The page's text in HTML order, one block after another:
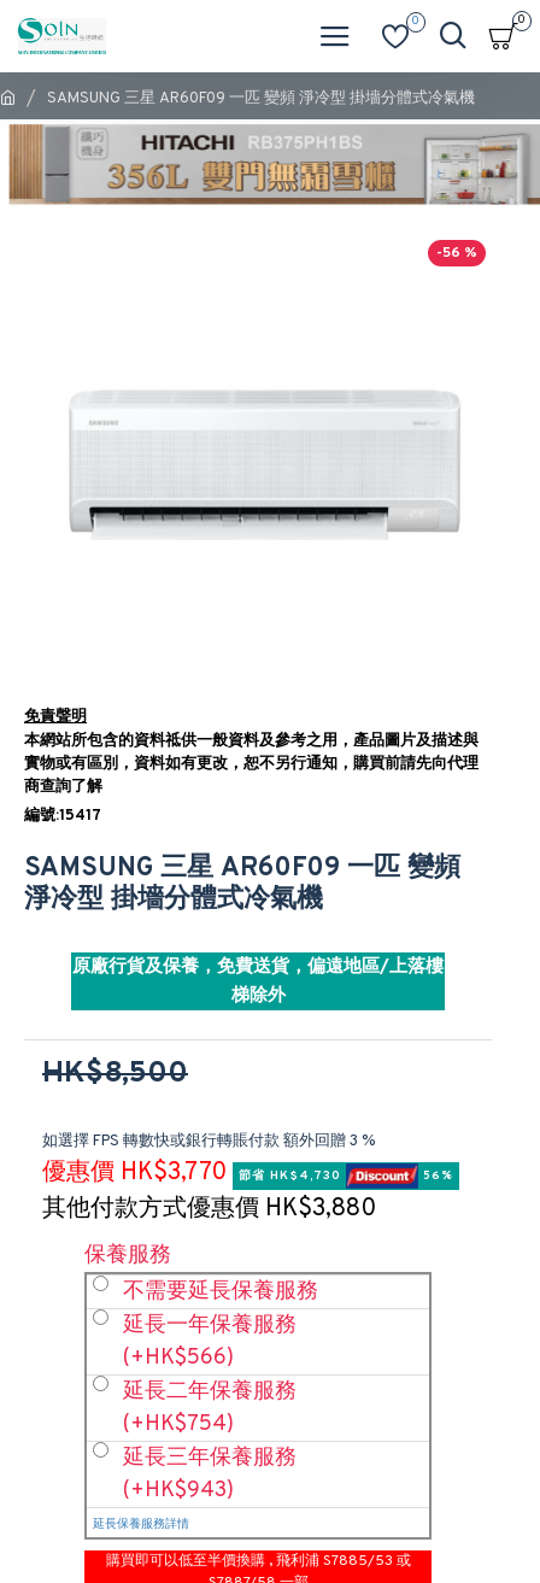
0 0
SAMSUNG 三星 AR60F09 一匹 變頻 淨冷型 掛墻分體式冷氣機
-56 %
免責聲明
本網站所包含的資料祗供一般資料及參考之用，產品圖片及描述與
實物或有區別，資料如有更改，恕不另行通知，購買前請先向代理
商查詢了解
編號:15417
SAMSUNG 三星 AR60F09 一匹 變頻
淨冷型 掛墻分體式冷氣機
原廠行貨及保養，免費送貨，偏遠地區/上落樓
梯除外
HK$8,500
如選擇 FPS 轉數快或銀行轉賬付款 額外回贈 3 %
優惠價 HK$3,770 節省 HK$4,730 56%
其他付款方式優惠價 HK$3,880
保養服務
不需要延長保養服務
延長一年保養服務
(+HK$566)
延長二年保養服務
(+HK$754)
延長三年保養服務
(+HK$943)
延長保養服務詳情
購買即可以低至半價換購 , 飛利浦 S7885/53 或